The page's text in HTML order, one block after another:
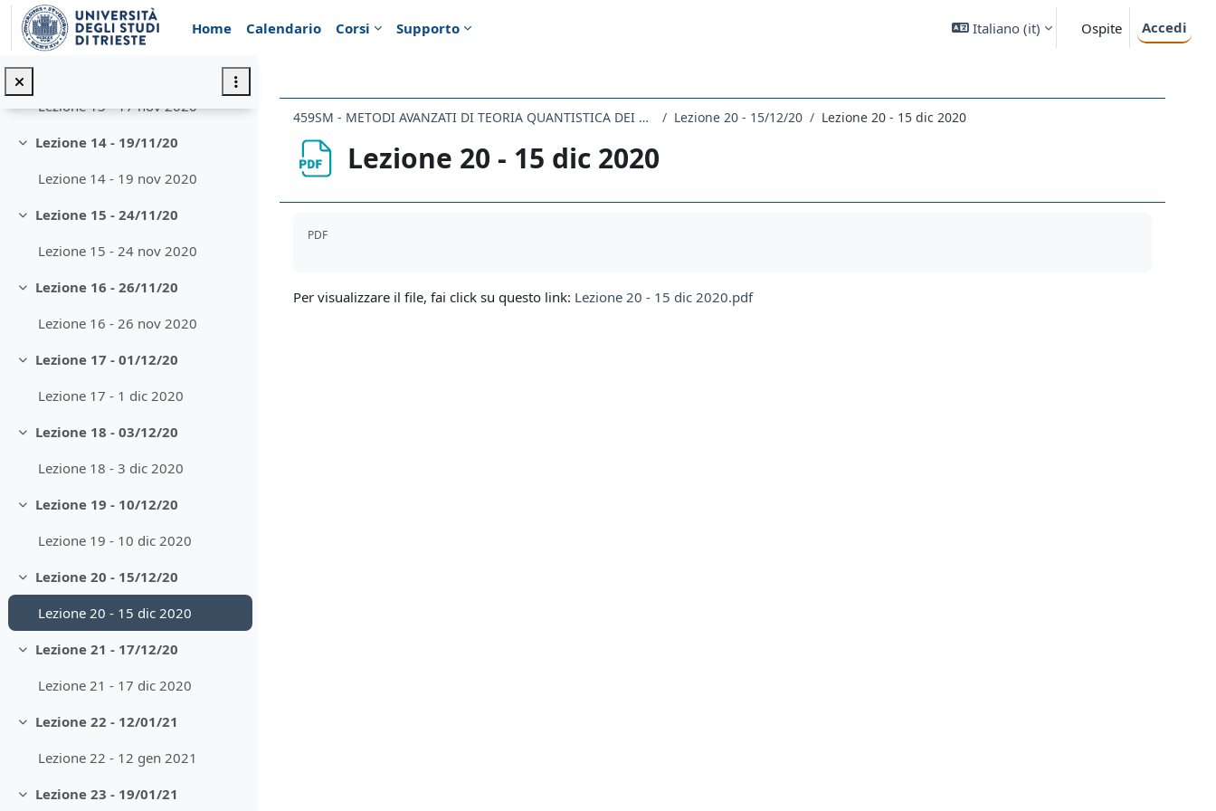
Vai al contenuto principale
Home
Calendario Corsi Supporto Italiano ‎(it)‎ Ospite Accedi
Minimizza
Lezione 12 - 12 nov 2020
Minimizza
Lezione 13 - 17 nov 2020
Minimizza
Lezione 14 - 19/11/20
Lezione 14 - 19 nov 2020
Minimizza
Lezione 15 - 24/11/20
Lezione 15 - 24 nov 2020
Minimizza
Lezione 16 - 26/11/20
Lezione 16 - 26 nov 2020
Minimizza
Lezione 17 - 01/12/20
Lezione 17 - 1 dic 2020
Minimizza
Lezione 18 - 03/12/20
Lezione 18 - 3 dic 2020
Minimizza
Lezione 19 - 10/12/20
Lezione 19 - 10 dic 2020
Minimizza
Lezione 20 - 15/12/20
Lezione 20 - 15 dic 2020
Minimizza
Lezione 21 - 17/12/20
Lezione 21 - 17 dic 2020
Minimizza
Lezione 22 - 12/01/21
Lezione 22 - 12 gen 2021
Minimizza
Lezione 23 - 19/01/21
459SM - METODI AVANZATI DI TEORIA QUANTISTICA DEI CAMPI 2020 Lezione 20 - 15/12/20 Lezione 20 - 15 dic 2020
Lezione 20 - 15 dic 2020
PDF
Per visualizzare il file, fai click su questo link: Lezione 20 - 15 dic 2020.pdf